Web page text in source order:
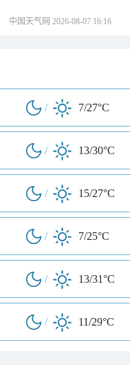
中国天气网 2026-08-07 16:16
/ 7/27°C
/ 13/30°C
/ 15/27°C
/ 7/25°C
/ 13/31°C
/ 11/29°C